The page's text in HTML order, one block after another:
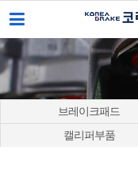
이메일을
입력하시면
답변
등록
시
브레이크패드
캘리퍼부품